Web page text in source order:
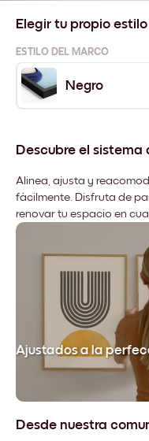
Elegir tu propio estilo
ESTILO DEL MARCO
Negro
Descubre el
Alinea, ajusta y
fácilmente. Disfruta de
renovar tu espacio en
Ajustados a la
Desde nuestra